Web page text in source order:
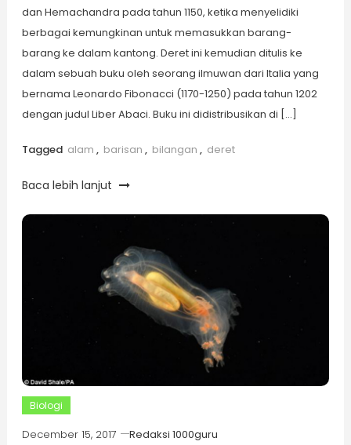
dan Hemachandra pada tahun 1150, ketika menyelidiki
berbagai kemungkinan untuk memasukkan barang-
barang ke dalam kantong. Deret ini kemudian ditulis ke
dalam sebuah buku oleh seorang ilmuwan dari Italia yang
bernama Leonardo Fibonacci (1170-1250) pada tahun 1202
dengan judul Liber Abaci. Buku ini didistribusikan di […]
Tagged alam , barisan , bilangan , deret
Baca lebih lanjut
Biologi
December 15, 2017
Redaksi 1000guru